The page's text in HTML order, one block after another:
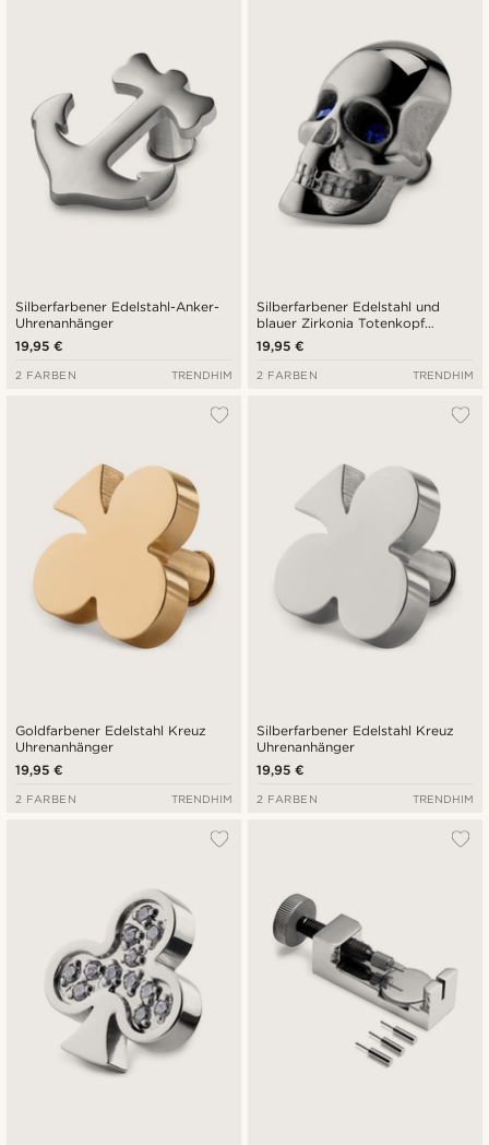
Silberfarbener Edelstahl-Anker-
Uhrenanhänger
19,95 €
2 FARBEN TRENDHIM
Silberfarbener Edelstahl und
blauer Zirkonia Totenkopf
Uhrenanhänger
19,95 €
2 FARBEN TRENDHIM
Goldfarbener Edelstahl Kreuz
Uhrenanhänger
19,95 €
2 FARBEN TRENDHIM
Silberfarbener Edelstahl Kreuz
Uhrenanhänger
19,95 €
2 FARBEN TRENDHIM